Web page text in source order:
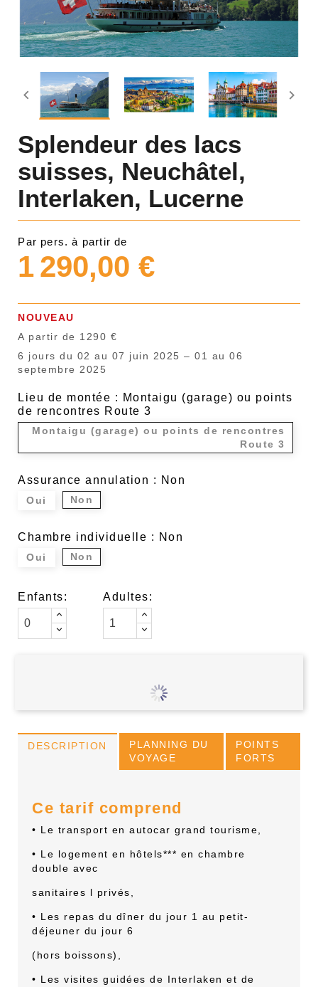
 
Splendeur des lacs
suisses, Neuchâtel,
Interlaken, Lucerne
Par pers. à partir de
1 290,00 €
NOUVEAU
A partir de 1290 €
6 jours du 02 au 07 juin 2025 – 01 au 06
septembre 2025
Lieu de montée : Montaigu (garage) ou points
de rencontres Route 3
Montaigu (garage) ou points de rencontres
Route 3
Assurance annulation : Non
Oui Non
Chambre individuelle : Non
Oui Non
Enfants: Adultes:
DESCRIPTION
PLANNING DU
VOYAGE
POINTS
FORTS
Ce tarif comprend
• Le transport en autocar grand tourisme,
• Le logement en hôtels*** en chambre
double avec
sanitaires l privés,
• Les repas du dîner du jour 1 au petit-
déjeuner du jour 6
(hors boissons),
• Les visites guidées de Interlaken et de